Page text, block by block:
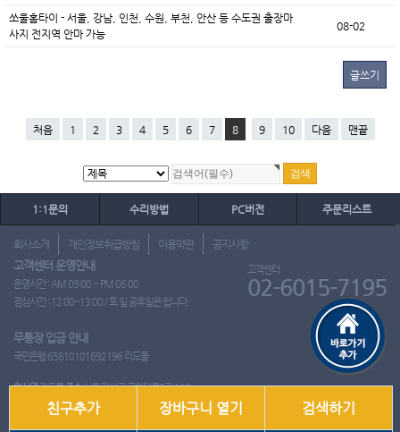
쏘울홈타이 - 서울, 강남, 인천, 수원, 부천, 안산 등 수도권 출장마
사지 전지역 안마 가능
08-02
글쓰기
처음 1 2 3 4 5 6 7 8 9 10 다음 맨끝
1:1문의 수리방법 PC버전 주문리스트
회사소개 개인정보취급방침 이용약관 공지사항
고객센터 운영안내
운영시간 : AM 09:00 ~ PM 06:00
점심시간 : 12:00~13:00 / 토.일.공휴일은 쉽니다.
고객센터
02-6015-7195
무통장 입금 안내
국민은행 65810101692196 리드몰
회사명리드몰주소서울 강서구 국회대로7길 126
사업자 등록번호412-10-97537 이영은전화02-6015-7195
친구추가 장바구니 열기 검색하기